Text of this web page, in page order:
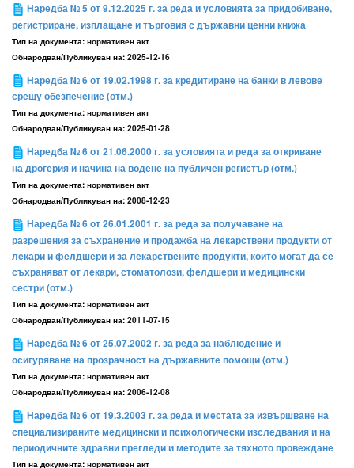
Наредба № 5 от 9.12.2025 г. за реда и условията за придобиване,
регистриране, изплащане и търговия с държавни ценни книжа
Тип на документа: нормативен акт
Обнародван/Публикуван на: 2025-12-16
Наредба № 6 от 19.02.1998 г. за кредитиране на банки в левове
срещу обезпечение (отм.)
Тип на документа: нормативен акт
Обнародван/Публикуван на: 2025-01-28
Наредба № 6 от 21.06.2000 г. за условията и реда за откриване
на дрогерия и начина на водене на публичен регистър (отм.)
Тип на документа: нормативен акт
Обнародван/Публикуван на: 2008-12-23
Наредба № 6 от 26.01.2001 г. за реда за получаване на
разрешения за съхранение и продажба на лекарствени продукти от
лекари и фелдшери и за лекарствените продукти, които могат да се
съхраняват от лекари, стоматолози, фелдшери и медицински
сестри (отм.)
Тип на документа: нормативен акт
Обнародван/Публикуван на: 2011-07-15
Наредба № 6 от 25.07.2002 г. за реда за наблюдение и
осигуряване на прозрачност на държавните помощи (отм.)
Тип на документа: нормативен акт
Обнародван/Публикуван на: 2006-12-08
Наредба № 6 от 19.3.2003 г. за реда и местата за извършване на
специализираните медицински и психологически изследвания и на
периодичните здравни прегледи и методите за тяхното провеждане
Тип на документа: нормативен акт